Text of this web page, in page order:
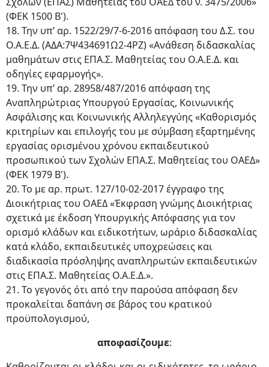
(ΦΕΚ 1500 Β').
18. Την υπ’ αρ. 1522/29/7-6-2016 απόφαση του Δ.Σ. του
Ο.Α.Ε.Δ. (ΑΔΑ:7Ψ434691Ω2-4ΡΖ) «Ανάθεση διδασκαλίας
μαθημάτων στις ΕΠΑ.Σ. Μαθητείας του Ο.Α.Ε.Δ. και
οδηγίες εφαρμογής».
19. Την υπ’ αρ. 28958/487/2016 απόφαση της
Αναπληρώτριας Υπουργού Εργασίας, Κοινωνικής
Ασφάλισης και Κοινωνικής Αλληλεγγύης «Καθορισμός
κριτηρίων και επιλογής του με σύμβαση εξαρτημένης
εργασίας ορισμένου χρόνου εκπαιδευτικού
προσωπικού των Σχολών ΕΠΑ.Σ. Μαθητείας του ΟΑΕΔ»
(ΦΕΚ 1979 Β').
20. Το με αρ. πρωτ. 127/10-02-2017 έγγραφο της
Διοικήτριας του ΟΑΕΔ «Έκφραση γνώμης Διοικήτριας
σχετικά με έκδοση Υπουργικής Απόφασης για τον
ορισμό κλάδων και ειδικοτήτων, ωράριο διδασκαλίας
κατά κλάδο, εκπαιδευτικές υποχρεώσεις και
διαδικασία πρόσληψης αναπληρωτών εκπαιδευτικών
στις ΕΠΑ.Σ. Μαθητείας Ο.Α.Ε.Δ.».
21. Το γεγονός ότι από την παρούσα απόφαση δεν
προκαλείται δαπάνη σε βάρος του κρατικού
προϋπολογισμού,
αποφασίζουμε: